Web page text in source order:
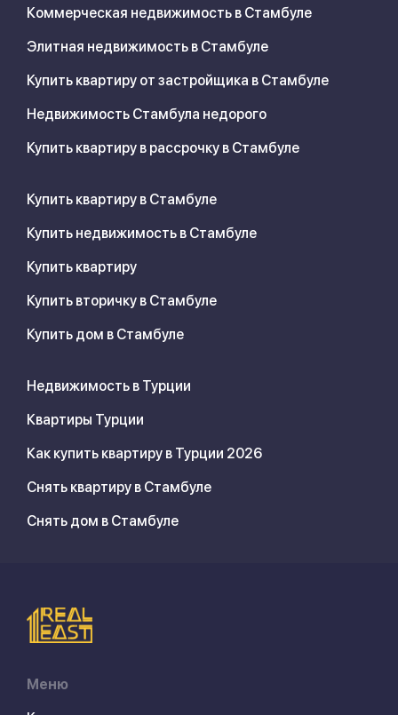
Коммерческая недвижимость в Стамбуле
Элитная недвижимость в Стамбуле
Купить квартиру от застройщика в Стамбуле
Недвижимость Стамбула недорого
Купить квартиру в рассрочку в Стамбуле
Купить квартиру в Стамбуле
Купить недвижимость в Стамбуле
Купить квартиру
Купить вторичку в Стамбуле
Купить дом в Стамбуле
Недвижимость в Турции
Квартиры Турции
Как купить квартиру в Турции 2026
Снять квартиру в Стамбуле
Снять дом в Стамбуле
Меню